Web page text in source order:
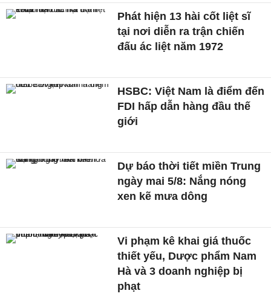
Phát hiện 13 hài cốt liệt sĩ
tại nơi diễn ra trận chiến
đấu ác liệt năm 1972
HSBC: Việt Nam là điểm đến
FDI hấp dẫn hàng đầu thế
giới
Dự báo thời tiết miền Trung
ngày mai 5/8: Nắng nóng
xen kẽ mưa dông
Vi phạm kê khai giá thuốc
thiết yếu, Dược phẩm Nam
Hà và 3 doanh nghiệp bị
phạt